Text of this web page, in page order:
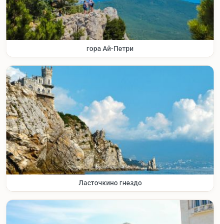
гора Ай-Петри
Ласточкино гнездо